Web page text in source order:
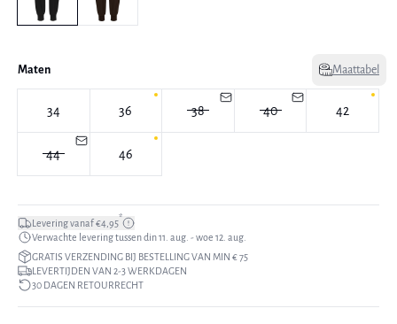
Maten Maattabel
34 36 38 40 42
44 46
Levering vanaf €4,95*
Verwachte levering tussen din 11. aug. - woe 12. aug.
GRATIS VERZENDING BIJ BESTELLING VAN MIN € 75
LEVERTIJDEN VAN 2-3 WERKDAGEN
30 DAGEN RETOURRECHT